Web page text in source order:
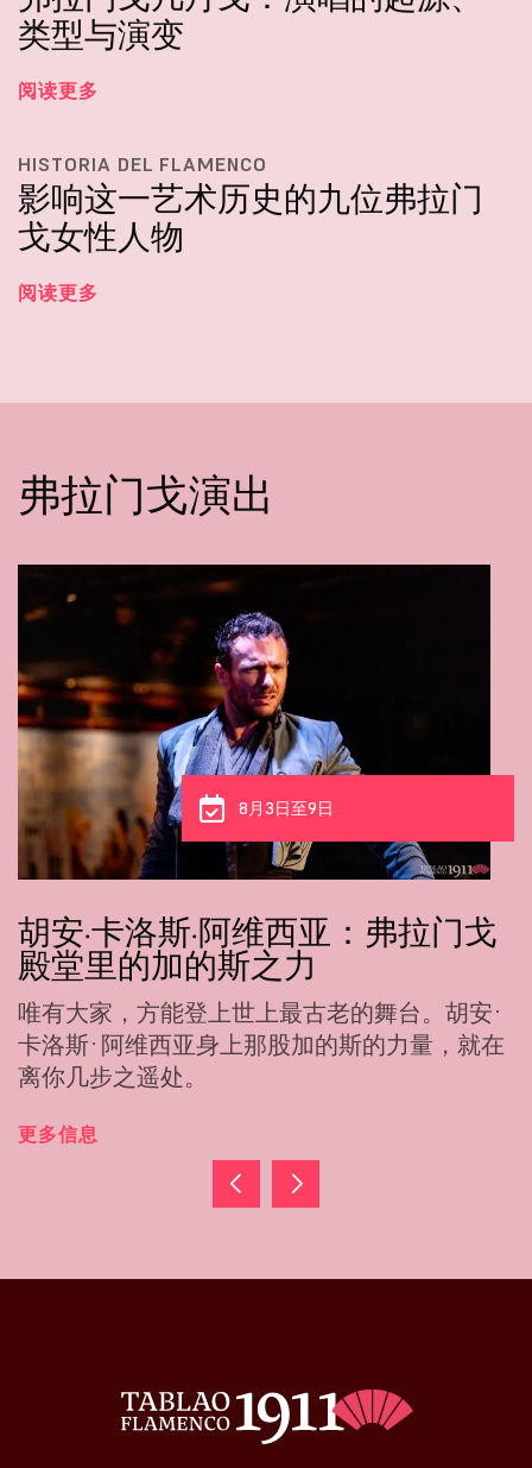
类型与演变
阅读更多
HISTORIA DEL FLAMENCO
影响这一艺术历史的九位弗拉门
戈女性人物
阅读更多
弗拉门戈演出
弗拉门戈
的舞台。胡安·
的力量，就在
新秀的老灵魂：克劳
雷拉
我们诚邀您感受克劳迪娅·德·
与成熟，她用舞蹈证明：当灵